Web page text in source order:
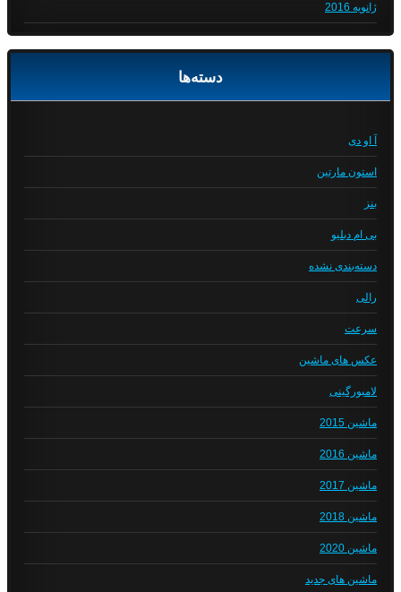
ژانویه 2016
دسته‌ها
آ او دی
استون مارتین
بنز
بی ام دبلیو
دسته‌بندی نشده
رالی
سرعت
عکس های ماشین
لامبورگینی
ماشین 2015
ماشین 2016
ماشین 2017
ماشین 2018
ماشین 2020
ماشین های جدید